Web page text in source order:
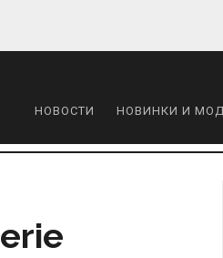
НОВОСТИ НОВИНКИ И